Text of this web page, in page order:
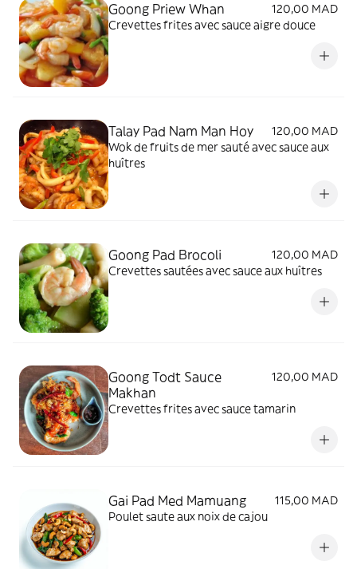
Goong Priew Whan
120,00 MAD
Crevettes frites avec sauce aigre douce
Talay Pad Nam Man Hoy
120,00 MAD
Wok de fruits de mer sauté avec sauce aux
huîtres
Goong Pad Brocoli
120,00 MAD
Crevettes sautées avec sauce aux huîtres
Goong Todt Sauce
Makhan
120,00 MAD
Crevettes frites avec sauce tamarin
Gai Pad Med Mamuang
115,00 MAD
Poulet saute aux noix de cajou